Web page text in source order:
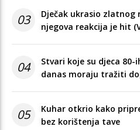
03
Dječak ukrasio zlatnog
njegova reakcija je hit
04
Stvari koje su djeca
danas moraju tražiti
05
Kuhar otkrio kako
bez korištenja tave